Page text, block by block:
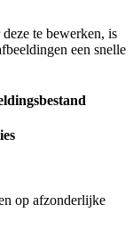
te bewerken, is
een snelle
op afzonderlijke